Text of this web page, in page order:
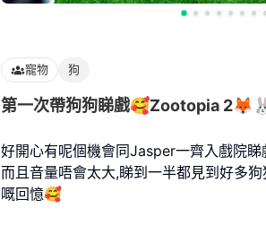
寵物 狗
第一次帶狗狗睇戲🥰Zootopia
好開心有呢個機會同Jasper一齊入戲院
而且音量唔會太大,睇到一半都見到好多
嘅回憶🥰